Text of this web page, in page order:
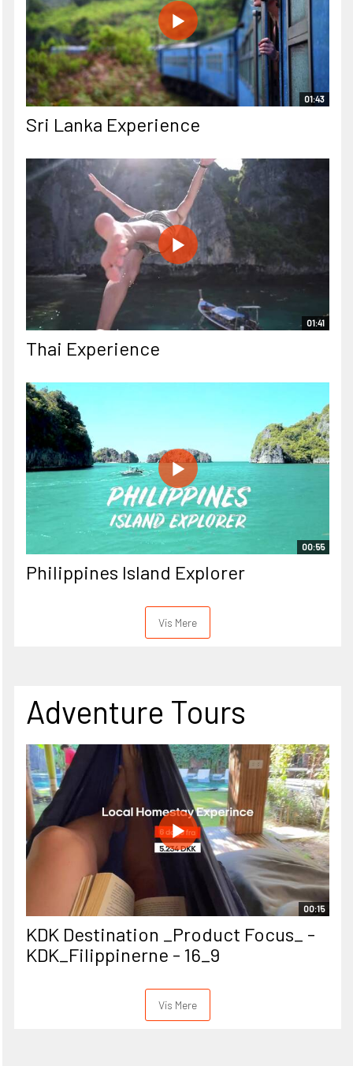
01:43
Sri Lanka Experience
01:41
Thai Experience
00:55
Philippines Island Explorer
Vis Mere
Adventure Tours
00:15
KDK Destination _Product Focus_ -
KDK_Filippinerne - 16_9
Vis Mere